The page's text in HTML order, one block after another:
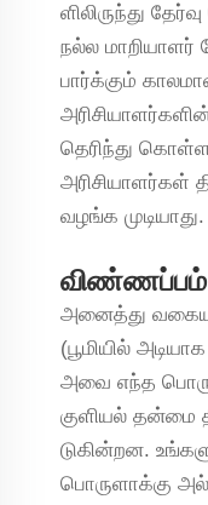
ளிலிருந்து
நல்ல மாறியாளர்
பார்க்கும்
தெரிந்து கொள்ள
அரிசியாளர்கள்
வழங்க முடியாது.
விண்ணப்பம்
அனைத்து
(பூமியில்
அவை எந்த
குளியல் தன்மை
டுகின்றன.
பொருளாக்கு